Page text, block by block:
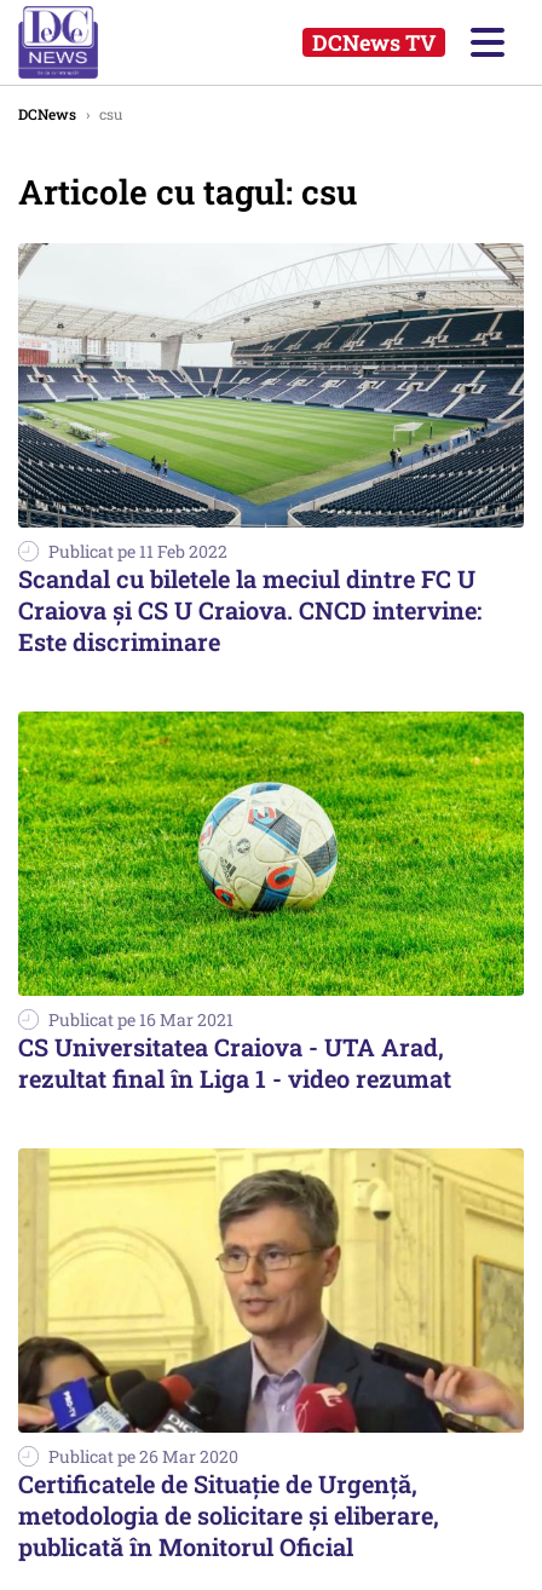
DCNews TV
DCNews › csu
Articole cu tagul: csu
Publicat pe 11 Feb 2022
Scandal cu biletele la meciul dintre FC U
Craiova şi CS U Craiova. CNCD intervine:
Este discriminare
Publicat pe 16 Mar 2021
CS Universitatea Craiova - UTA Arad,
rezultat final în Liga 1 - video rezumat
Publicat pe 26 Mar 2020
Certificatele de Situație de Urgență,
metodologia de solicitare și eliberare,
publicată în Monitorul Oficial